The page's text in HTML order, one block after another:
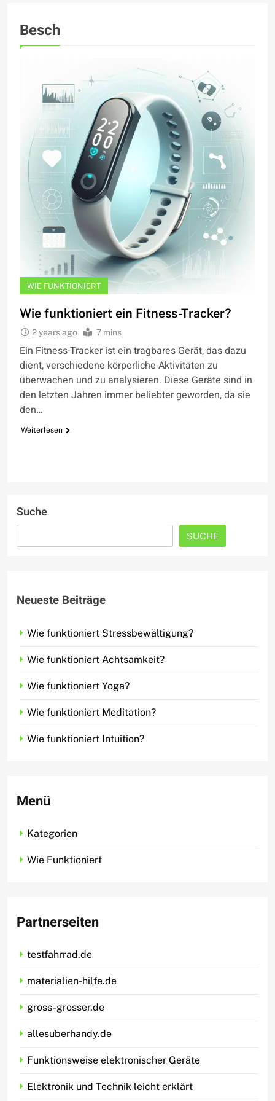
Besch
WIE FUNKTIONIERT
Wie funktioniert ein Fitness-Tracker?
2 years ago 7 mins
Ein Fitness-Tracker ist ein tragbares Gerät, das dazu
dient, verschiedene körperliche Aktivitäten zu
überwachen und zu analysieren. Diese Geräte sind in
den letzten Jahren immer beliebter geworden, da sie
den…
Weiterlesen
Suche
SUCHE
Neueste Beiträge
Wie funktioniert Stressbewältigung?
Wie funktioniert Achtsamkeit?
Wie funktioniert Yoga?
Wie funktioniert Meditation?
Wie funktioniert Intuition?
Menü
Kategorien
Wie Funktioniert
Partnerseiten
testfahrrad.de
materialien-hilfe.de
gross-grosser.de
allesuberhandy.de
Funktionsweise elektronischer Geräte
Elektronik und Technik leicht erklärt